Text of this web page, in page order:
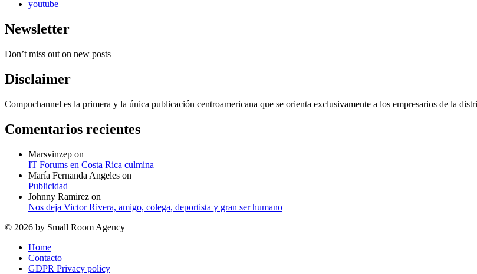
youtube
Newsletter
Don’t miss out on new posts
Disclaimer
Compuchannel es la primera y la única publicación centroamericana que se orienta exclusivamente a los empresarios de la
Comentarios recientes
Marsvinzep on
IT Forums en Costa Rica culmina
María Fernanda Angeles on
Publicidad
Johnny Ramirez on
Nos deja Victor Rivera, amigo, colega, deportista y gran ser humano
© 2026 by Small Room Agency
Home
Contacto
GDPR Privacy policy